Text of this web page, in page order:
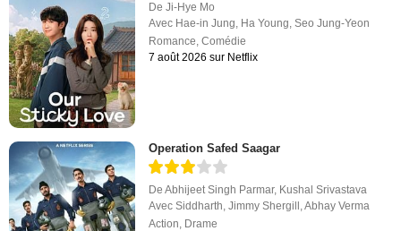
DeJi-Hye Mo
Avec Hae-in Jung, Ha Young,Seo Jung-Yeon
Romance,Comédie
7 août 2026 sur Netflix
Operation Safed Saagar
DeAbhijeet Singh Parmar, Kushal Srivastava
AvecSiddharth ,Jimmy Shergill ,Abhay Verma
Action Drame